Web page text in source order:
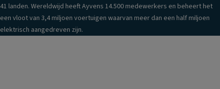
41 landen. Wereldwijd heeft Ayvens 14.500 medewerkers en beheert het
een vloot van 3,4 miljoen voertuigen waarvan meer dan een half miljoen
elektrisch aangedreven zijn.